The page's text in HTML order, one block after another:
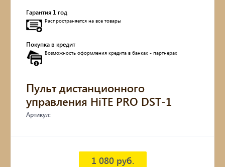
Гарантия 1 год
Распространяется на все товары
Покупка в кредит
Возможность оформления кредита в банках - партнерах
Пульт дистанционного
управления HiTE PRO DST-1
Артикул:
1 080 руб.